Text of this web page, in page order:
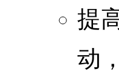
提
动